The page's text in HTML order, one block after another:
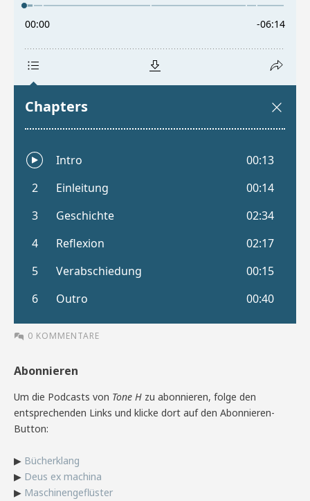
0 KOMMENTARE
Abonnieren
Um die Podcasts von Tone H zu abonnieren, folge den
entsprechenden Links und klicke dort auf den Abonnieren-
Button:
▶ Bücherklang
▶ Deus ex machina
▶ Maschinengeflüster